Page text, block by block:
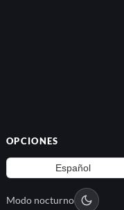
OPCIONES
Modo nocturno